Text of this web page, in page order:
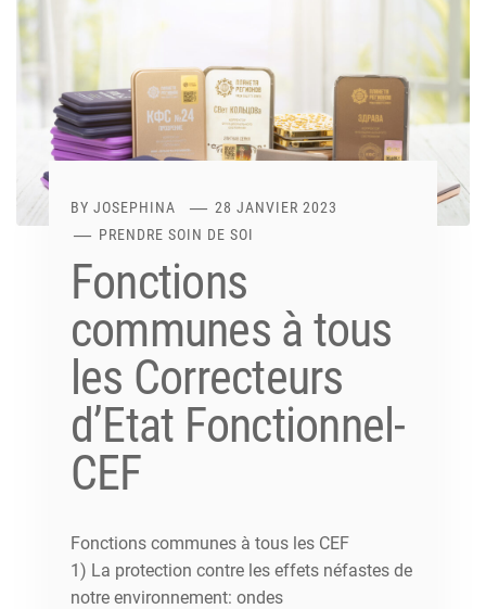
BY JOSEPHINA
28 JANVIER 2023
PRENDRE SOIN DE SOI
Fonctions
communes à tous
les Correcteurs
d’Etat Fonctionnel-
CEF
Fonctions communes à tous les CEF
1) La protection contre les effets néfastes de
notre environnement: ondes